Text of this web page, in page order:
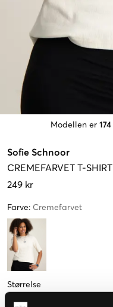
Modellen er 174
Sofie Schnoor
CREMEFARVET T-SHIRT
249 kr
Farve: Cremefarvet
Størrelse